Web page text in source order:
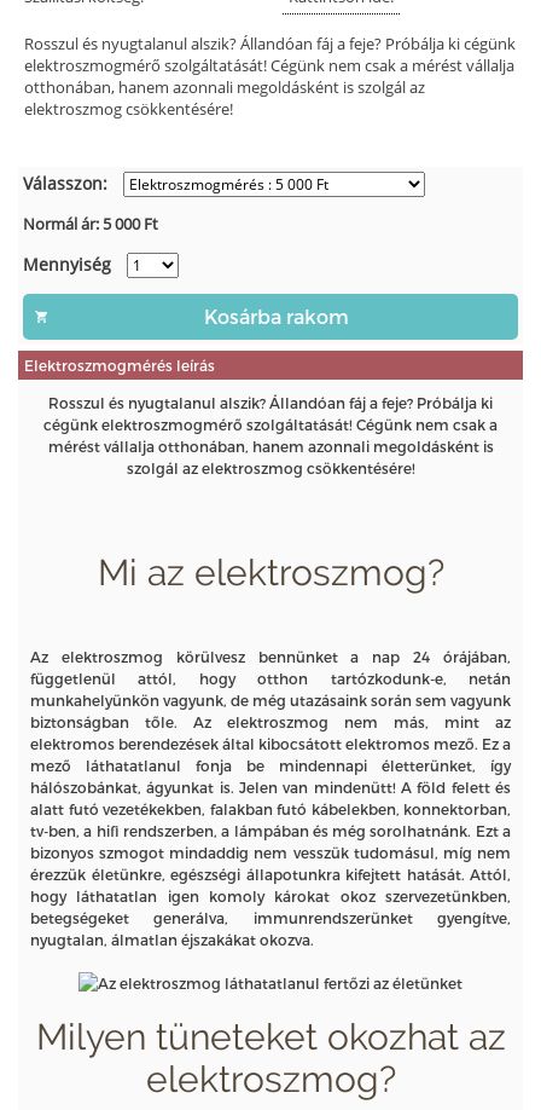
Rosszul és nyugtalanul alszik? Állandóan fáj a feje? Próbálja ki cégünk
elektroszmogmérő szolgáltatását! Cégünk nem csak a mérést vállalja
otthonában, hanem azonnali megoldásként is szolgál az
elektroszmog csökkentésére!
Válasszon:
Normál ár:5 000Ft
Mennyiség
Elektroszmogmérés leírás
Rosszul és nyugtalanul alszik? Állandóan fáj a feje? Próbálja ki
cégünk elektroszmogmérő szolgáltatását! Cégünk nem csak a
mérést vállalja otthonában, hanem azonnali megoldásként is
szolgál az elektroszmog csökkentésére!
Mi az elektroszmog?
Az elektroszmog körülvesz bennünket a nap 24 órájában,
függetlenül attól, hogy otthon tartózkodunk-e, netán
munkahelyünkön vagyunk, de még utazásaink során sem vagyunk
biztonságban tőle. Az elektroszmog nem más, mint az
elektromos berendezések által kibocsátott elektromos mező. Ez a
mező láthatatlanul fonja be mindennapi életterünket, így
hálószobánkat, ágyunkat is. Jelen van mindenütt! A föld felett és
alatt futó vezetékekben, falakban futó kábelekben, konnektorban,
tv-ben, a hifi rendszerben, a lámpában és még sorolhatnánk. Ezt a
bizonyos szmogot mindaddig nem vesszük tudomásul, míg nem
érezzük életünkre, egészségi állapotunkra kifejtett hatását. Attól,
hogy láthatatlan igen komoly károkat okoz szervezetünkben,
betegségeket generálva, immunrendszerünket gyengítve,
nyugtalan, álmatlan éjszakákat okozva.
Milyen tüneteket okozhat az
elektroszmog?